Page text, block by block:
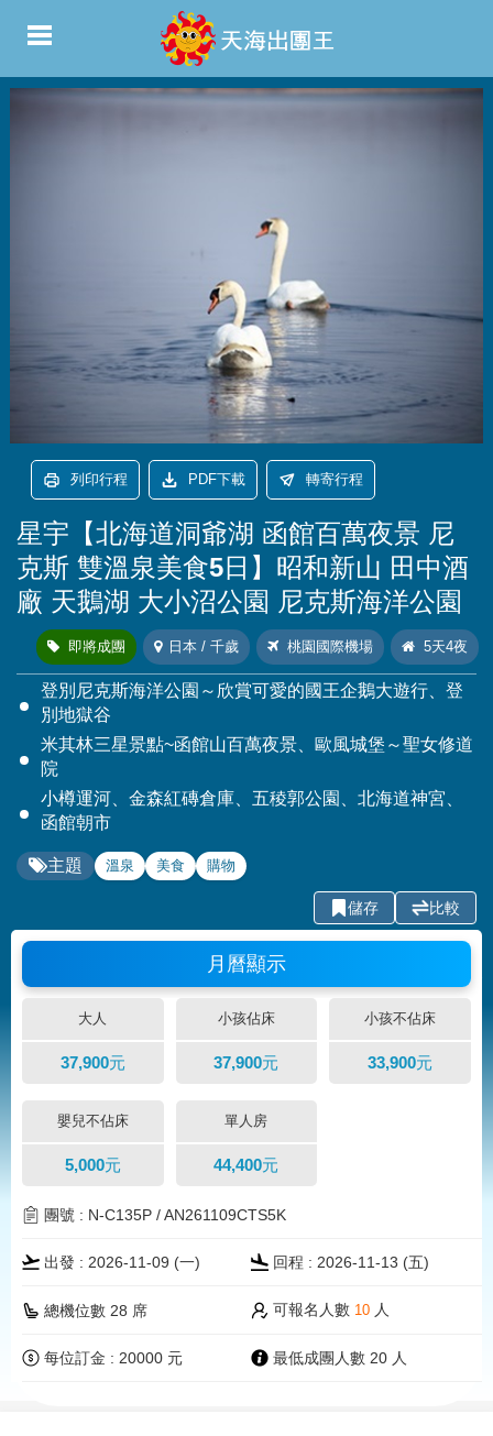
列印行程 PDF下載 轉寄行程
星宇【北海道洞爺湖 函館百萬夜景 尼
克斯 雙溫泉美食5日】昭和新山 田中酒
廠 天鵝湖 大小沼公園 尼克斯海洋公園
即將成團 日本 / 千歲 桃園國際機場 5天4夜
登別尼克斯海洋公園～欣賞可愛的國王企鵝大遊行、登
別地獄谷
米其林三星景點~函館山百萬夜景、歐風城堡～聖女修道
院
小樽運河、金森紅磚倉庫、五稜郭公園、北海道神宮、
函館朝市
主題 溫泉 美食 購物
儲存 比較
月曆顯示
大人 小孩佔床 小孩不佔床
37,900元 37,900元 33,900元
嬰兒不佔床 單人房
5,000元 44,400元
團號 : N-C135P / AN261109CTS5K
出發 : 2026-11-09 (一) 回程 : 2026-11-13 (五)
總機位數 28 席 可報名人數 10 人
每位訂金 : 20000 元 最低成團人數 20 人